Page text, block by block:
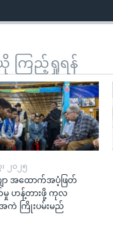
ကြည့်ရှုရန်
၂၀၂၅
ာ အထောက်အပံ့ဖြတ်
မှု ဟန့်တားဖို့ ကုလ
ကဲ ကြိုးပမ်းမည်